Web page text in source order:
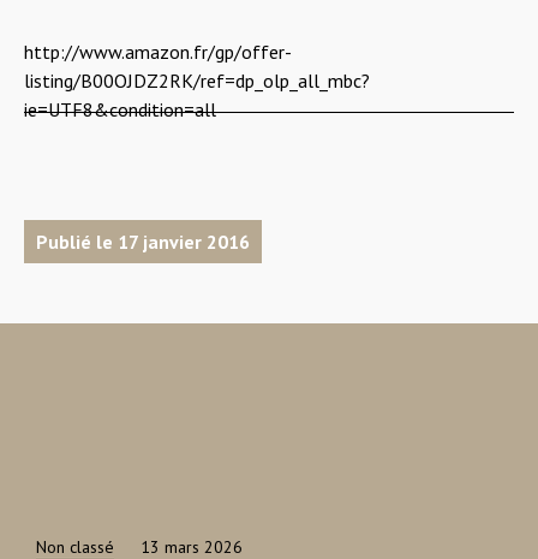
http://www.amazon.fr/gp/offer-
listing/B00OJDZ2RK/ref=dp_olp_all_mbc?
ie=UTF8&condition=all
Publié le 17 janvier 2016
Non classé 13 mars 2026